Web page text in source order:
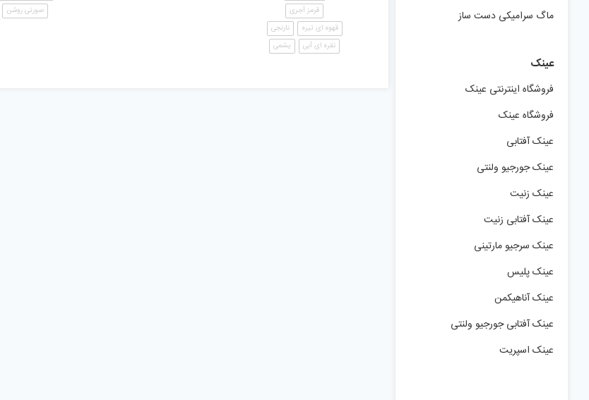
قرمز آجری
قهوه ای تیره
نارنجی
نقره ای آبی
یشمی
صورتی روشن
ماگ سرامیکی دست ساز
عینک
فروشگاه اینترنتی عینک
فروشگاه عینک
عینک آفتابی
عینک جورجیو ولنتی
عینک زنیت
عینک آفتابی زنیت
عینک سرجیو مارتینی
عینک پلیس
عینک آناهیکمن
عینک آفتابی جورجیو ولنتی
عینک اسپریت